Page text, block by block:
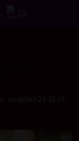
unsplash23-12-of-